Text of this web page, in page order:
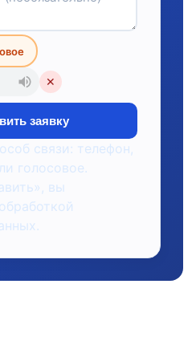
✕
заявку
связи: телефон,
голосовое.
вы